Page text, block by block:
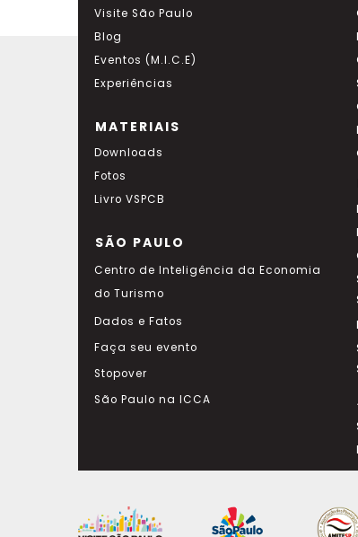
Visite São Paulo
Blog
Eventos (M.I.C.E)
Experiências
MATERIAIS
Downloads
Fotos
Livro VSPCB
SÃO PAULO
Centro de Inteligência da Economia
do Turismo
Dados e Fatos
Faça seu evento
Stopover
São Paulo na ICCA